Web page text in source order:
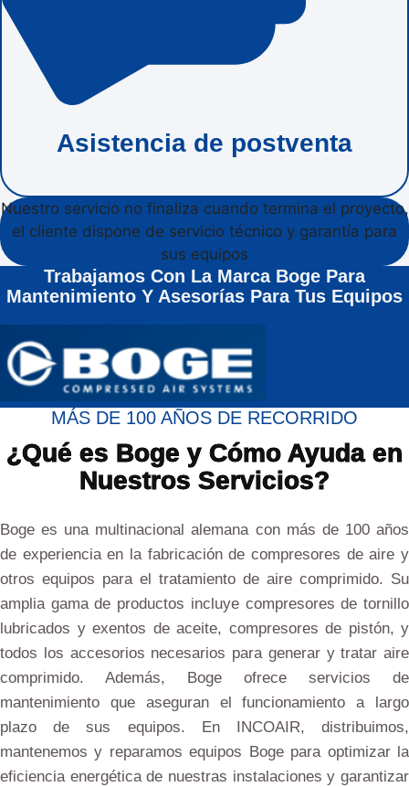
Asistencia de postventa
Nuestro servicio no finaliza cuando termina el proyecto,
el cliente dispone de servicio técnico y garantía para
sus equipos
Trabajamos Con La Marca Boge Para
Mantenimiento Y Asesorías Para Tus Equipos
MÁS DE 100 AÑOS DE RECORRIDO
¿Qué es Boge y Cómo Ayuda en
Nuestros Servicios?
Boge es una multinacional alemana con más de 100 años
de experiencia en la fabricación de compresores de aire y
otros equipos para el tratamiento de aire comprimido. Su
amplia gama de productos incluye compresores de tornillo
lubricados y exentos de aceite, compresores de pistón, y
todos los accesorios necesarios para generar y tratar aire
comprimido. Además, Boge ofrece servicios de
mantenimiento que aseguran el funcionamiento a largo
plazo de sus equipos. En INCOAIR, distribuimos,
mantenemos y reparamos equipos Boge para optimizar la
eficiencia energética de nuestras instalaciones y garantizar